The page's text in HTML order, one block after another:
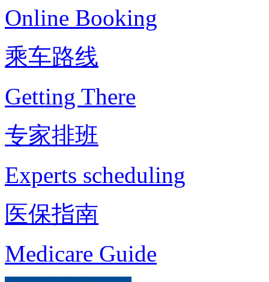
Online Booking
乘车路线
Getting There
专家排班
Experts scheduling
医保指南
Medicare Guide